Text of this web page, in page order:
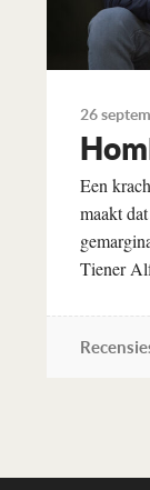
26
Een
maakt
Tiener